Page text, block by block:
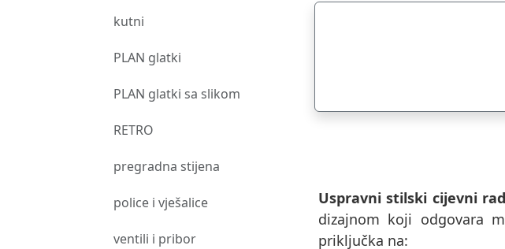
kutni
PLAN glatki
PLAN glatki sa slikom
RETRO
pregradna stijena
police i vješalice
ventili i pribor
Uspravni stilski cijevni
dizajnom koji odgovara
priključka na: